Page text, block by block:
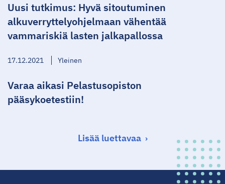
Uusi tutkimus: Hyvä sitoutuminen
alkuverryttelyohjelmaan vähentää
vammariskiä lasten jalkapallossa
17.12.2021 Yleinen
Varaa aikasi Pelastusopiston
pääsykoetestiin!
Lisää luettavaa